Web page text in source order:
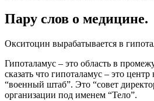
Пару слов о медицине.
Окситоцин вырабатывается в
Гипоталамус – это область в
сказать что гипоталамус – это
“военный штаб”. Это “совет
организации под именем “Тело”.